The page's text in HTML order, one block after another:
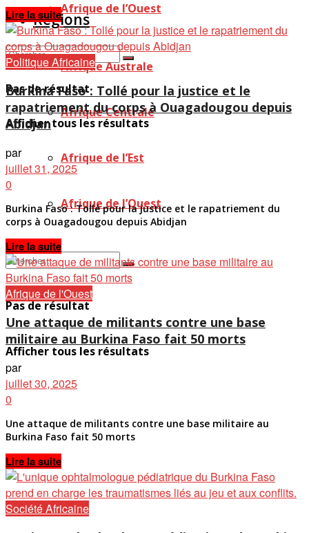
Afrique de l’Ouest
Pas de résultat
Afficher tous les résultats
Régions
Afrique Australe
Afrique Centrale
Afrique de l’Est
Afrique de l’Ouest
Pas de résultat
Afficher tous les résultats
Lire la suiteDetails
Politique Africaine
Burkina Faso : Tollé pour la justice et le
rapatriement du corps à Ouagadougou depuis
Abidjan
par
juillet 31, 2025
0
Burkina Faso : Tollé pour la justice et le rapatriement du
corps à Ouagadougou depuis Abidjan
Lire la suiteDetails
Afrique de l'Ouest
Une attaque de militants contre une base
militaire au Burkina Faso fait 50 morts
par
juillet 30, 2025
0
Une attaque de militants contre une base militaire au
Burkina Faso fait 50 morts
Lire la suiteDetails
Société Africaine